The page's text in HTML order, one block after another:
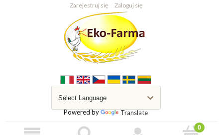
Zarejestruj się Zaloguj się
Powered by Translate